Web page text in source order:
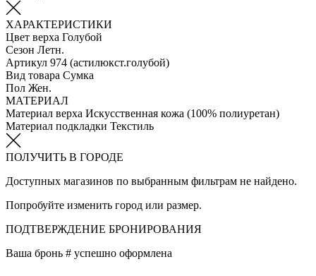
ХАРАКТЕРИСТИКИ
Цвет верха Голубой
Сезон Летн.
Артикул 974 (астилюкст.голубой)
Вид товара Сумка
Пол Жен.
МАТЕРИАЛ
Материал верха Искусственная кожа (100% полиуретан)
Материал подкладки Текстиль
ПОЛУЧИТЬ В ГОРОДЕ
Доступных магазинов по выбранным фильтрам не найдено.
Попробуйте изменить город или размер.
ПОДТВЕРЖДЕНИЕ БРОНИРОВАНИЯ
Ваша бронь # успешно оформлена